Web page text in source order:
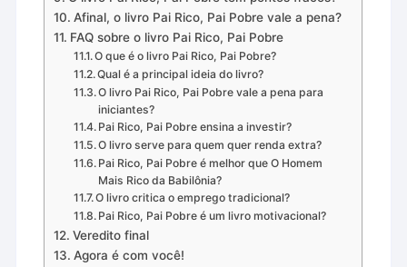
Afinal, o livro Pai Rico, Pai Pobre vale a pena?
FAQ sobre o livro Pai Rico, Pai Pobre
O que é o livro Pai Rico, Pai Pobre?
Qual é a principal ideia do livro?
O livro Pai Rico, Pai Pobre vale a pena para
iniciantes?
Pai Rico, Pai Pobre ensina a investir?
O livro serve para quem quer renda extra?
Pai Rico, Pai Pobre é melhor que O Homem
Mais Rico da Babilônia?
O livro critica o emprego tradicional?
Pai Rico, Pai Pobre é um livro motivacional?
Veredito final
Agora é com você!